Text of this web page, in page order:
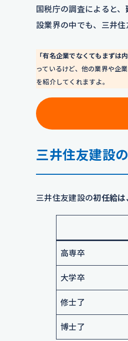
国税庁の調査によると、
設業界の中でも、三井住
「有名企業でなくてもまず
っているけど、他の業界や企
を紹介してくれますよ。
三井住友建設
三井住友建設の初任給は
高専卒
大学卒
修士了
博士了